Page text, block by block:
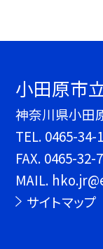
小田原市
神奈川県小田
TEL. 0465-34-
FAX. 0465-32-
MAIL.
サイトマップ